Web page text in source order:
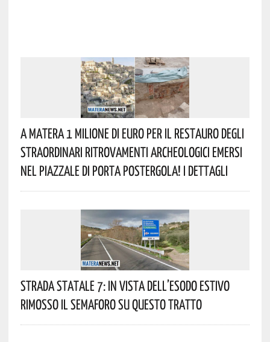
A Matera 1 Milione Di Euro Per Il Restauro Degli
Straordinari Ritrovamenti Archeologici Emersi
Nel Piazzale Di Porta Postergola! I Dettagli
Strada Statale 7: In Vista Dell’esodo Estivo
Rimosso Il Semaforo Su Questo Tratto